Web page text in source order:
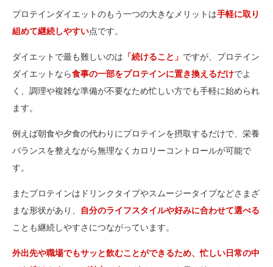
プロテインダイエットのもう一つの大きなメリットは手軽に取り
組めて継続しやすい点です。
ダイエットで最も難しいのは 「続けること」 ですが、プロテイン
ダイエットなら食事の一部をプロテインに置き換えるだけでよ
く、調理や複雑な準備が不要なため忙しい方でも手軽に始められ
ます。
例えば朝食や夕食の代わりにプロテインを摂取するだけで、栄養
バランスを整えながら無理なくカロリーコントロールが可能で
す。
またプロテインはドリンクタイプやスムージータイプなどさまざ
まな形状があり、
自分のライフスタイルや好みに合わせて選べる
ことも継続しやすさにつながっています。
外出先や職場でもサッと飲むことができるため、忙しい日常の中